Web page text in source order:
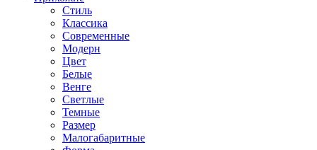
Стиль
Классика
Современные
Модерн
Цвет
Белые
Венге
Светлые
Темные
Размер
Малогабаритные